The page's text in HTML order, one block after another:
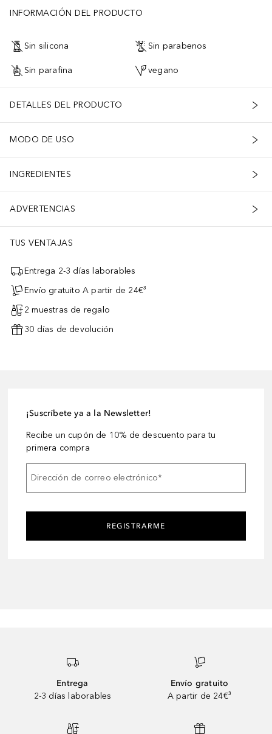
INFORMACIÓN DEL PRODUCTO
Sin silicona Sin parabenos
Sin parafina vegano
DETALLES DEL PRODUCTO
MODO DE USO
INGREDIENTES
ADVERTENCIAS
TUS VENTAJAS
Entrega 2-3 días laborables
Envío gratuito A partir de 24€³
2 muestras de regalo
30 días de devolución
¡Suscríbete ya a la Newsletter!
Recibe un cupón de 10% de descuento para tu
primera compra
Dirección de correo electrónico*
REGISTRARME
Entrega
2-3 días laborables
Envío gratuito
A partir de 24€³